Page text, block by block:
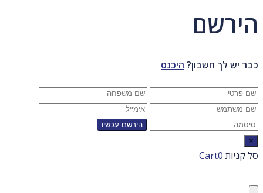
הירשם
כבר יש לך חשבון? היכנס
×
סל קניות Cart0